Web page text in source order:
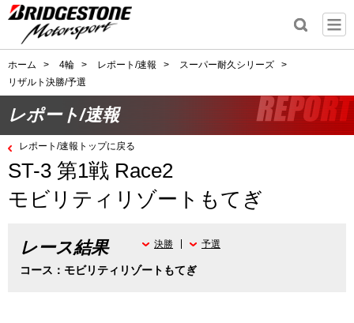
ホーム > 4輪 > レポート/速報 > スーパー耐久シリーズ
>
リザルト決勝/予選
レポート/速報
レポート/速報トップに戻る
ST-3 第1戦 Race2
モビリティリゾートもてぎ
レース結果
コース：モビリティリゾートもてぎ
決勝 予選